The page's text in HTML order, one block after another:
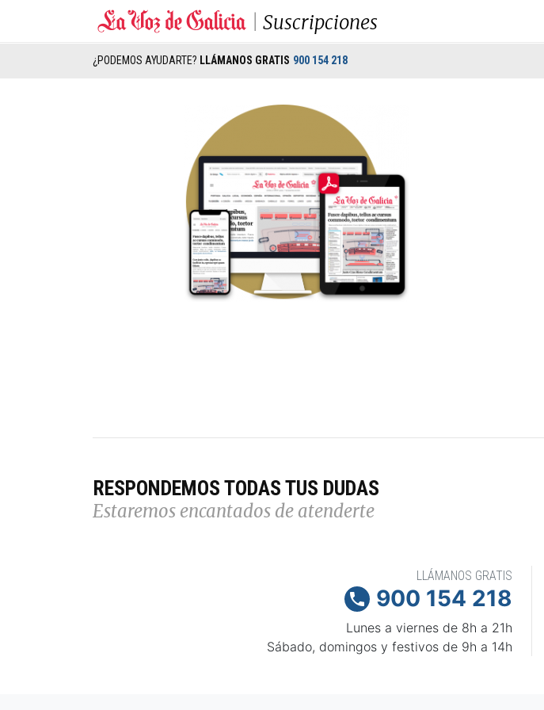
Suscripciones
¿PODEMOS AYUDARTE? LLÁMANOS GRATIS 900 154 218
RESPONDEMOS TODAS TUS DUDAS
Estaremos encantados de atenderte
LLÁMANOS GRATIS
 900 154 218
Lunes a viernes de 8h a 21h
Sábado, domingos y festivos de 9h a 14h